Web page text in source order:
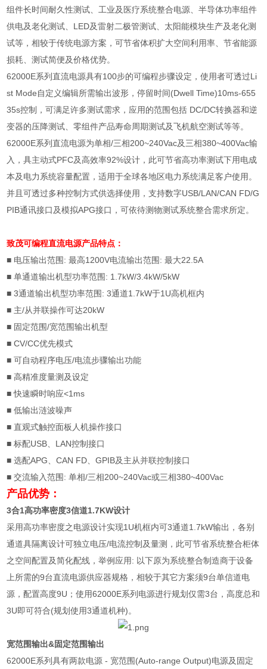
组件长时间耐久性测试、工业及医疗系统整合电源、半导体功率组件
供电及老化测试、 LED及雷射二极管测试、太阳能模块生产及老化测
试等，相较于传统电源方案，可节省体积扩大空间利用率、节省能源
损耗、测试简便及价格优势。
62000E系列直流电源具有100步的可编程步骤设定，使用者可透过Li
st Mode自定义编辑所需输出波形，停留时间(Dwell Time)10ms-655
35s控制，可满足许多测试需求，应用的范围包括 DC/DC转换器和逆
变器的压降测试、零组件产品寿命周期测试及飞机航空测试等等。
62000E系列直流电源为单相/三相200~240Vac及三相380~400Vac输
入，具主动式PFC及高效率92%设计，此可节省高功率测试下用电成
本及电力系统容量配置，适用于全球各地区电力系统满足客户使用。
并且可透过多种控制方式供选择使用，支持数字USB/LAN/CAN FD/G
PIB通讯接口及模拟APG接口，可依待测物测试系统整合需求所定。
致茂可编程直流电源产品特点：
■ 电压输出范围:最高1200V电流输出范围:最大22.5A
■单通道输出机型功率范围: 1.7kW/3.4kW/5kW
■ 3通道输出机型功率范围: 3通道1.7kW于1U高机框内
■ 主/从并联操作可达20kW
■ 固定范围/宽范围输出机型
■ CV/CC优先模式
■可自动程序电压/电流步骤输出功能
■高精准度量测及设定
■快速瞬时响应<1ms
■低输出涟波噪声
■直观式触控面板人机操作接口
■标配USB LAN控制接口
■选配APG 、CAN FD 、GPIB及主从并联控制接口
■交流输入范围:单相/三相200~240Vac或三相380~400Vac
产品优势：
3合1高功率密度3信道1.7KW设计
采用高功率密度之电源设计实现1U机框内可3通道1.7kW输出，各别
通道具隔离设计可独立电压/电流控制及量测，此可节省系统整合柜体
之空间配置及简化配线，举例应用: 以下原为系统整合制造商于设备
上所需的9台直流电源供应器规格，相较于其它方案须9台单信道电
源，配置高度9U ；使用62000E系列电源进行规划仅需3台，高度总和
3U即可符合(规划使用3通道机种)。
宽范围输出&固定范围输出
62000E系列具有两款电源 - 宽范围(Auto-range Output)电源及固定